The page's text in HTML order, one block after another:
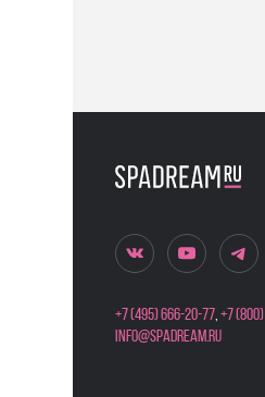
+7 (495) 666-20-77,+7
info@spadream.ru